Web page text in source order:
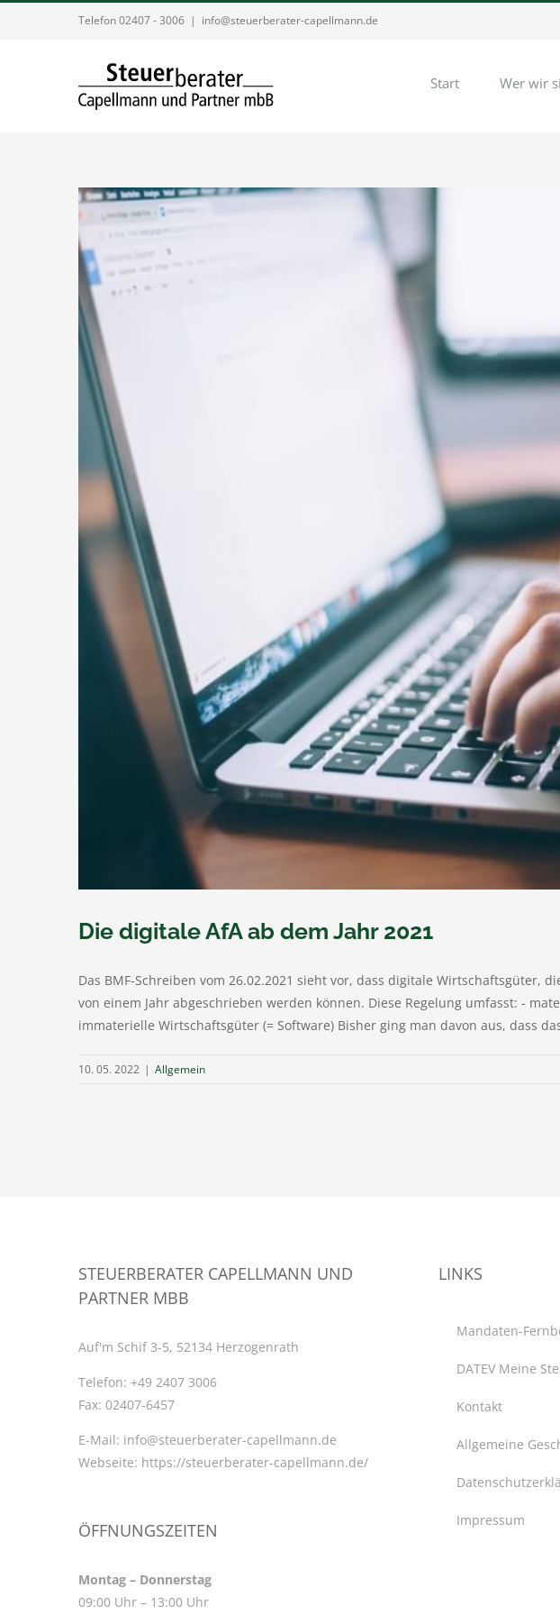
Telefon 02407 - 3006 | info@steuerberater-capellmann.de
Start Wer wir
Die digitale AfA ab dem Jahr 2021
Das BMF-Schreiben vom 26.02.2021 sieht vor, dass digitale Wirtschaftsgüter,
von einem Jahr abgeschrieben werden können. Diese Regelung umfasst: -
immaterielle Wirtschaftsgüter (= Software) Bisher ging man davon aus, dass
10. 05. 2022 | Allgemein
STEUERBERATER CAPELLMANN UND
PARTNER MBB
Auf'm Schif 3-5, 52134 Herzogenrath
Telefon: +49 2407 3006
Fax: 02407-6457
E-Mail: info@steuerberater-capellmann.de
Webseite: https://steuerberater-capellmann.de/
ÖFFNUNGSZEITEN
Montag – Donnerstag
09:00 Uhr – 13:00 Uhr
LINKS
Mandaten-
DATEV Meine
Kontakt
Allgemeine
Impressum